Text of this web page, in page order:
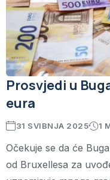
Prosvjedi u
eura
31 SVIBNJA 2025 1
Očekuje se da će
od Bruxellesa za